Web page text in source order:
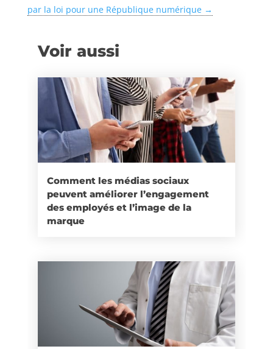
par la loi pour une République numérique →
Voir aussi
Comment les médias sociaux
peuvent améliorer l’engagement
des employés et l’image de la
marque